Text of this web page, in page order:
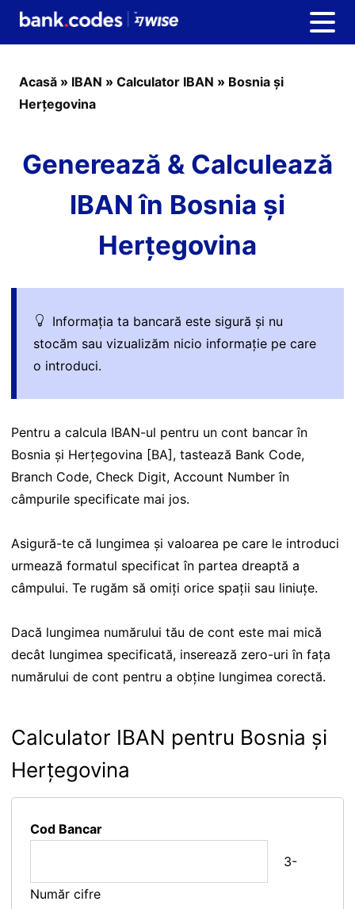
Acasă » IBAN » Calculator IBAN » Bosnia și
Herțegovina
Generează & Calculează
IBAN în Bosnia și
Herțegovina
Informația ta bancară este sigură și nu
stocăm sau vizualizăm nicio informație pe care
o introduci.
Pentru a calcula IBAN-ul pentru un cont bancar în
Bosnia și Herțegovina [BA], tastează Bank Code,
Branch Code, Check Digit, Account Number în
câmpurile specificate mai jos.
Asigură-te că lungimea și valoarea pe care le introduci
urmează formatul specificat în partea dreaptă a
câmpului. Te rugăm să omiți orice spații sau liniuțe.
Dacă lungimea numărului tău de cont este mai mică
decât lungimea specificată, inserează zero-uri în fața
numărului de cont pentru a obține lungimea corectă.
Calculator IBAN pentru Bosnia și
Herțegovina
Cod Bancar
3-
Număr cifre